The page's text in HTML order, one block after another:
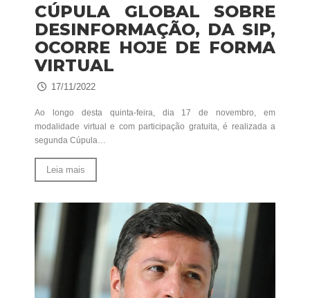
CÚPULA GLOBAL SOBRE
DESINFORMAÇÃO, DA SIP,
OCORRE HOJE DE FORMA
VIRTUAL
17/11/2022
Ao longo desta quinta-feira, dia 17 de novembro, em
modalidade virtual e com participação gratuita, é realizada a
segunda Cúpula…
Leia mais